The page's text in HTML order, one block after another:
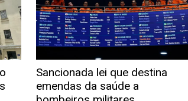
Sancionada lei que destina
emendas da saúde a